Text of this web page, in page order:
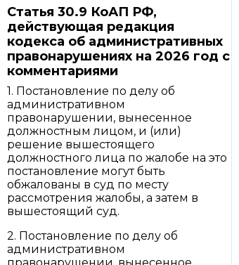
Статья 30.9 КоАП РФ,
действующая редакция
кодекса об административных
правонарушениях на 2026 год с
комментариями
1. Постановление по делу об
административном
правонарушении, вынесенное
должностным лицом, и (или)
решение вышестоящего
должностного лица по жалобе на это
постановление могут быть
обжалованы в суд по месту
рассмотрения жалобы, а затем в
вышестоящий суд.
2. Постановление по делу об
административном